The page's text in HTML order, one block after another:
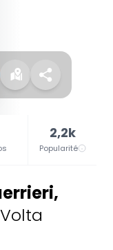
2,2k
Popularité
,